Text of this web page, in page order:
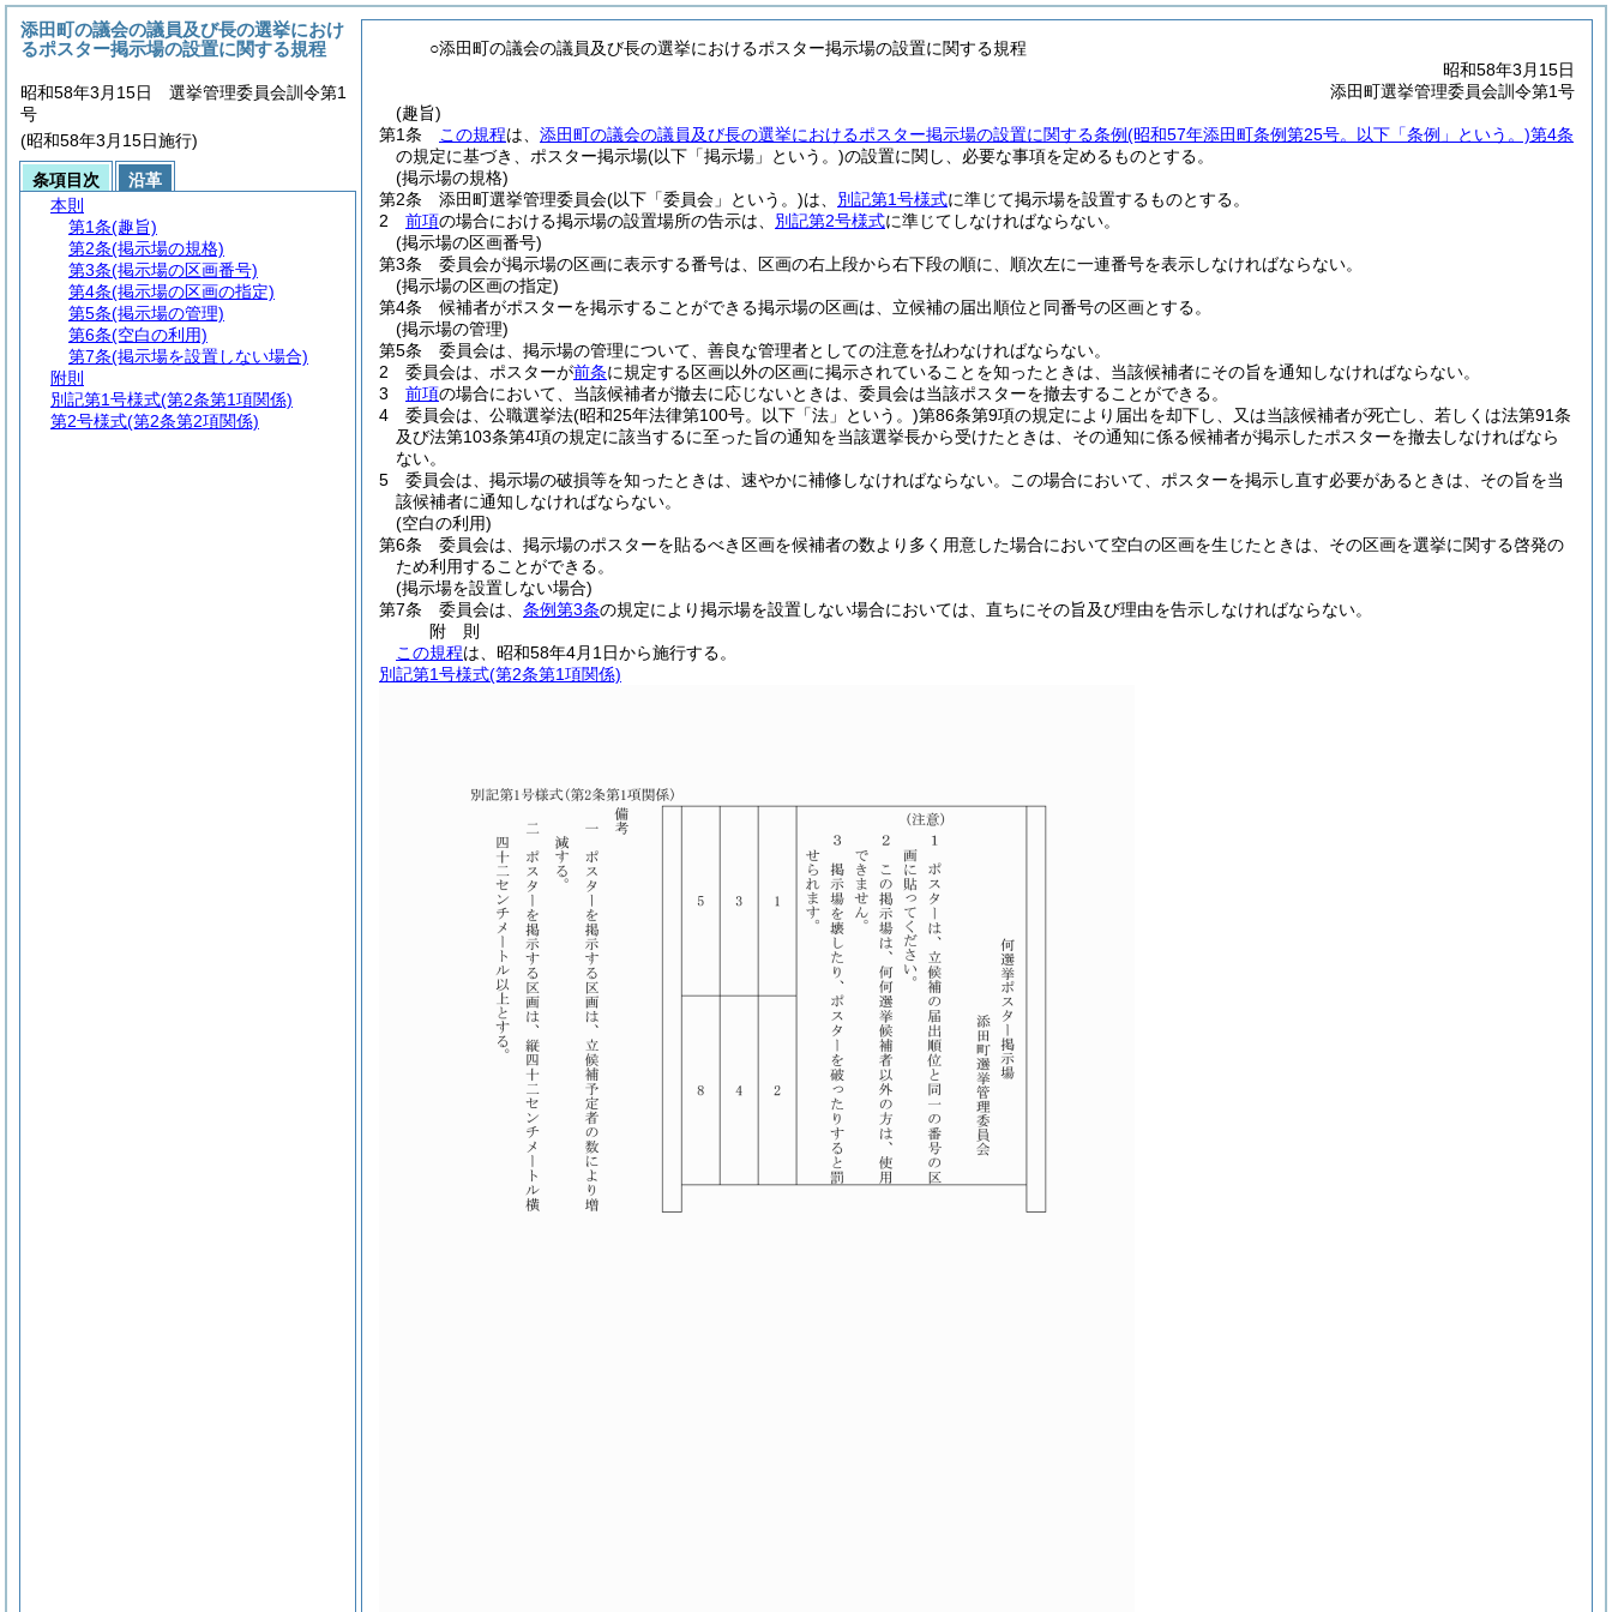
○添田町の議会の議員及び長の選挙におけるポスター掲示場の設置に関する規程
昭和58年3月15日
添田町選挙管理委員会訓令第1号
(趣旨)
第1条
この規程は、 添田町の議会の議員及び長の選挙におけるポスター掲示場の設置に関する条例(昭和57年添田町条例第25号。以下「条例」という。)第4条
の規定に基づき、ポスター掲示場(以下「掲示場」という。)の設置に関し、必要な事項を定めるものとする。
(掲示場の規格)
第2条
添田町選挙管理委員会(以下「委員会」という。)は、 別記第1号様式に準じて掲示場を設置するものとする。
2
前項の場合における掲示場の設置場所の告示は、 別記第2号様式に準じてしなければならない。
(掲示場の区画番号)
第3条
委員会が掲示場の区画に表示する番号は、区画の右上段から右下段の順に、順次左に一連番号を表示しなければならない。
(掲示場の区画の指定)
第4条
候補者がポスターを掲示することができる掲示場の区画は、立候補の届出順位と同番号の区画とする。
(掲示場の管理)
第5条
委員会は、掲示場の管理について、善良な管理者としての注意を払わなければならない。
2
委員会は、ポスターが前条に規定する区画以外の区画に掲示されていることを知ったときは、当該候補者にその旨を通知しなければならない。
3
前項の場合において、当該候補者が撤去に応じないときは、委員会は当該ポスターを撤去することができる。
4
委員会は、公職選挙法(昭和25年法律第100号。以下「法」という。)第86条第9項の規定により届出を却下し、又は当該候補者が死亡し、若しくは法第91条
及び法第103条第4項の規定に該当するに至った旨の通知を当該選挙長から受けたときは、その通知に係る候補者が掲示したポスターを撤去しなければなら
ない。
5
委員会は、掲示場の破損等を知ったときは、速やかに補修しなければならない。
この場合において、ポスターを掲示し直す必要があるときは、その旨を当
該候補者に通知しなければならない。
(空白の利用)
第6条
委員会は、掲示場のポスターを貼るべき区画を候補者の数より多く用意した場合において空白の区画を生じたときは、その区画を選挙に関する啓発の
ため利用することができる。
(掲示場を設置しない場合)
第7条
委員会は、 条例第3条の規定により掲示場を設置しない場合においては、直ちにその旨及び理由を告示しなければならない。
附 則
この規程は、昭和58年4月1日から施行する。
別記第1号様式(第2条第1項関係)
添田町の議会の議員及び長の選挙におけ
るポスター掲示場の設置に関する規程
昭和58年3月15日 選挙管理委員会訓令第1
号
(昭和58年3月15日施行)
条項目次
沿革
本則
第1条(趣旨)
第2条(掲示場の規格)
第3条(掲示場の区画番号)
第4条(掲示場の区画の指定)
第5条(掲示場の管理)
第6条(空白の利用)
第7条(掲示場を設置しない場合)
附則
別記第1号様式(第2条第1項関係)
第2号様式(第2条第2項関係)